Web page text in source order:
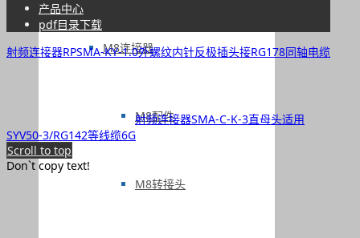
M8连接器
M8配件
M8转接头
产品中心
pdf目录下载
射频连接器RPSMA-KY-1.0外螺纹内针反极插头接RG178同轴电缆
射频连接器SMA-C-K-3直母头适用
SYV50-3/RG142等线缆6G
Scroll to top
Don`t copy text!